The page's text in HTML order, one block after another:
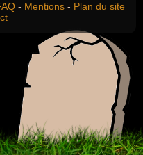
- Mentions - Plan du site